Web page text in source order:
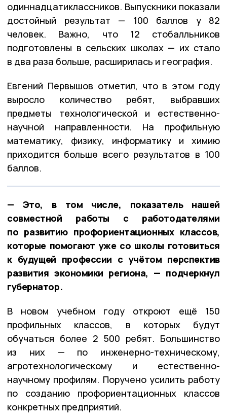
одиннадцатиклассников. Выпускники показали
достойный результат — 100 баллов у 82
человек. Важно, что 12 стобалльников
подготовлены в сельских школах — их стало
в два раза больше, расширилась и география.
Евгений Первышов отметил, что в этом году
выросло количество ребят, выбравших
предметы технологической и естественно-
научной направленности. На профильную
математику, физику, информатику и химию
приходится больше всего результатов в 100
баллов.
— Это, в том числе, показатель нашей
совместной работы с работодателями
по развитию профориентационных классов,
которые помогают уже со школы готовиться
к будущей профессии с учётом перспектив
развития экономики региона, — подчеркнул
губернатор.
В новом учебном году откроют ещё 150
профильных классов, в которых будут
обучаться более 2 500 ребят. Большинство
из них — по инженерно-техническому,
агротехнологическому и естественно-
научному профилям. Поручено усилить работу
по созданию профориентационных классов
конкретных предприятий.